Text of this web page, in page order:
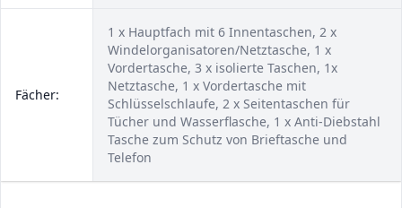
Fächer:
1 x Hauptfach mit 6 Innentaschen, 2 x
Windelorganisatoren/Netztasche, 1 x
Vordertasche, 3 x isolierte Taschen, 1x
Netztasche, 1 x Vordertasche mit
Schlüsselschlaufe, 2 x Seitentaschen für
Tücher und Wasserflasche, 1 x Anti-Diebstahl
Tasche zum Schutz von Brieftasche und
Telefon